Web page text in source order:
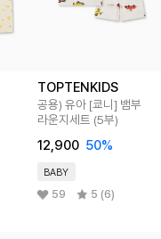
TOPTENKIDS
공용) 유아 [쿄니] 뱀부
라운지세트 (5부)
12,900 50%
BABY
59 5 (6)